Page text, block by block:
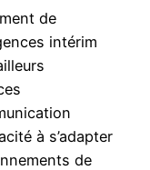
de
intérim
à s’adapter
de